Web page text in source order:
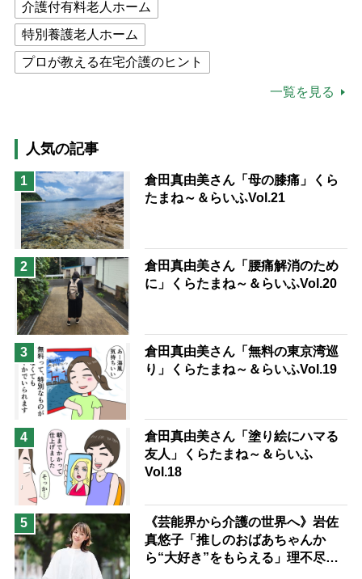
介護付有料老人ホーム
特別養護老人ホーム
プロが教える在宅介護のヒント
猫が母になつきません
息子の遠距離介護サバイバル術
兄がボケました
便利なサービス
予防法
一覧を見る
人気の記事
1
倉田真由美さん「母の膝痛」くら
たまね～＆らいふVol.21
2
倉田真由美さん「腰痛解消のため
に」くらたまね～＆らいふVol.20
3
倉田真由美さん「無料の東京湾巡
り」くらたまね～＆らいふVol.19
4
倉田真由美さん「塗り絵にハマる
友人」くらたまね～＆らいふ
Vol.18
5
《芸能界から介護の世界へ》岩佐
真悠子「推しのおばあちゃんか
ら“大好き”をもらえる」理不尽さ